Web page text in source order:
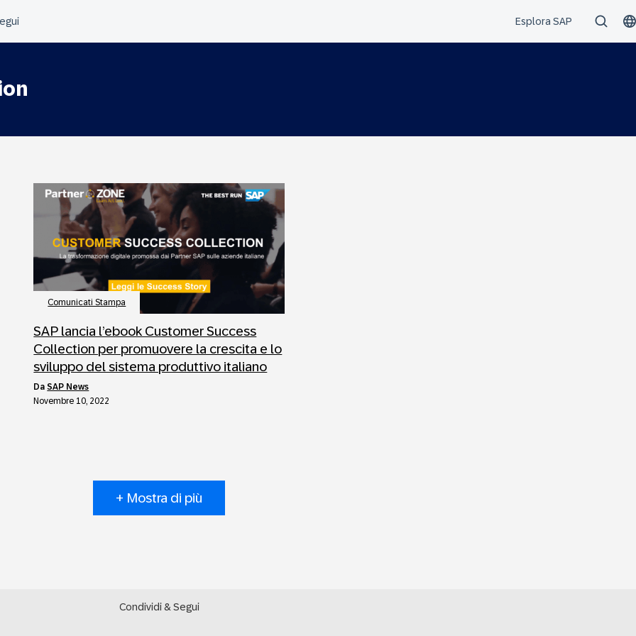
Comunicati Stampa
SAP lancia l’ebook Customer Success
Collection per promuovere la crescita e lo
sviluppo del sistema produttivo italiano
daSAP News
Novembre 10, 2022
+ Mostra di più
Condividi & Segui